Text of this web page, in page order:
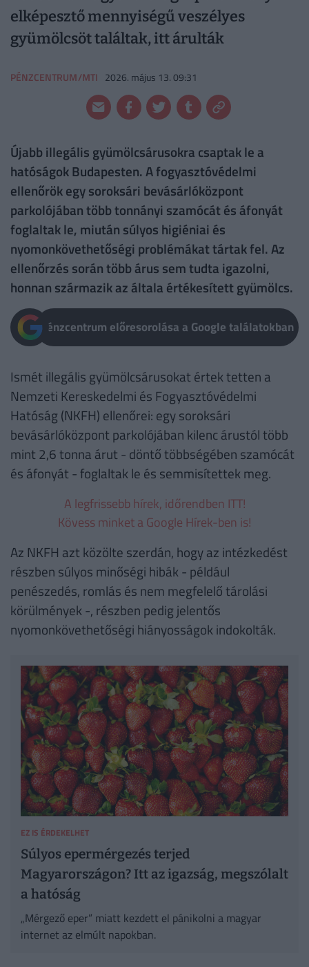
elképesztő mennyiségű veszélyes
gyümölcsöt találtak, itt árulták
PÉNZCENTRUM/MTI 2026. május 13. 09:31
Újabb illegális gyümölcsárusokra csaptak le a
hatóságok Budapesten. A fogyasztóvédelmi
ellenőrök egy soroksári bevásárlóközpont
parkolójában több tonnányi szamócát és áfonyát
foglaltak le, miután súlyos higiéniai és
nyomonkövethetőségi problémákat tártak fel. Az
ellenőrzés során több árus sem tudta igazolni,
honnan származik az általa értékesített gyümölcs.
Pénzcentrum előresorolása a Google találatokban
Ismét illegális gyümölcsárusokat értek tetten a
Nemzeti Kereskedelmi és Fogyasztóvédelmi
Hatóság (NKFH) ellenőrei: egy soroksári
bevásárlóközpont parkolójában kilenc árustól több
mint 2,6 tonna árut - döntő többségében szamócát
és áfonyát - foglaltak le és semmisítettek meg.
A legfrissebb hírek, időrendben ITT!
Kövess minket a Google Hírek-ben is!
Az NKFH azt közölte szerdán, hogy az intézkedést
részben súlyos minőségi hibák - például
penészedés, romlás és nem megfelelő tárolási
körülmények -, részben pedig jelentős
nyomonkövethetőségi hiányosságok indokolták.
EZ IS ÉRDEKELHET
Súlyos epermérgezés terjed
Magyarországon? Itt az igazság, megszólalt
a hatóság
„Mérgező eper” miatt kezdett el pánikolni a magyar
internet az elmúlt napokban.